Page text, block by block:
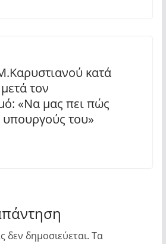
κατά
τον
«Να μας πει πώς
υπουργούς του»
δεν δημοσιεύεται. Τα